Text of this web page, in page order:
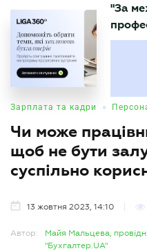
БУХГАЛТЕР
"За
Зарплата та кадри •
Чи може
щоб не бути
суспільно
13 жовтня 2023, 14:10
Автор:
Майя Мальцева,
"Бухгалтер.UA"